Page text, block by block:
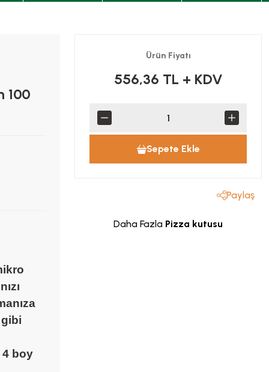
100
gibi
4 boy
Ürün Fiyatı
556,36 TL + KDV
Sepete Ekle
Paylaş
Daha Fazla Pizza kutusu